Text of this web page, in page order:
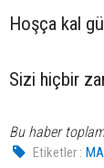
Hoşça kal
Sizi hiçbir
Bu haber
Etiketler :